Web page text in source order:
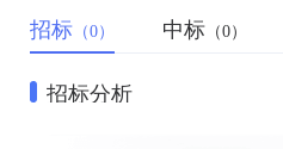
招标 （0） 中标 （0）
招标分析